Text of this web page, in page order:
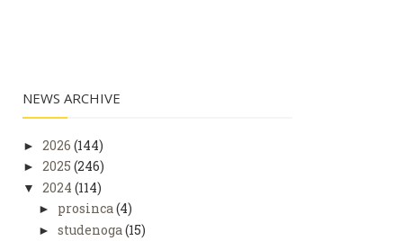
NEWS ARCHIVE
► 2026 (144)
► 2025 (246)
▼ 2024 (114)
► prosinca(4)
► studenoga (15)